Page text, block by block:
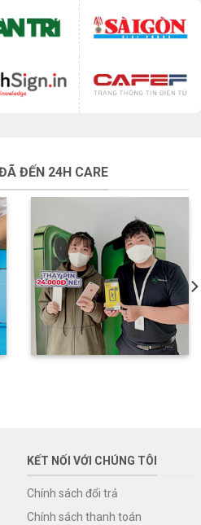
ĐẾN 24H CARE
KẾT NỐI VỚI CHÚNG TÔI
Chính sách đổi trả
Chính sách thanh toán